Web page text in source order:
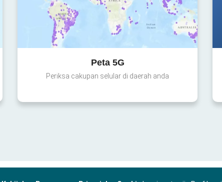
Peta 5G
Periksa cakupan selular di daerah anda